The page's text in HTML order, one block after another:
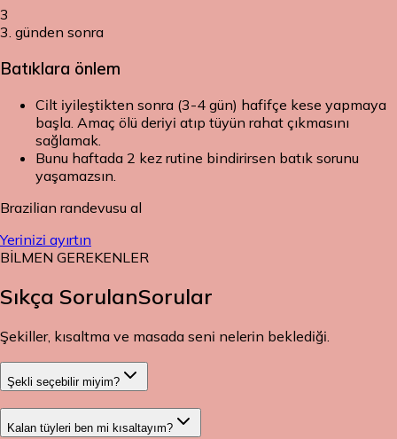
3
3. günden sonra
Batıklara önlem
Cilt iyileştikten sonra (3-4 gün) hafifçe kese yapmaya
başla. Amaç ölü deriyi atıp tüyün rahat çıkmasını
sağlamak.
Bunu haftada 2 kez rutine bindirirsen batık sorunu
yaşamazsın.
Brazilian randevusu al
Yerinizi ayırtın
BİLMEN GEREKENLER
Sıkça SorulanSorular
Şekiller, kısaltma ve masada seni nelerin beklediği.
Şekli seçebilir miyim?
Kalan tüyleri ben mi kısaltayım?